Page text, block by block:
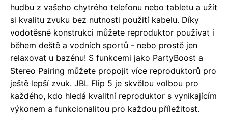
hudbu z vašeho chytrého telefonu nebo tabletu a užít
si kvalitu zvuku bez nutnosti použití kabelu. Díky
vodotěsné konstrukci můžete reproduktor používat i
během deště a vodních sportů - nebo prostě jen
relaxovat u bazénu! S funkcemi jako PartyBoost a
Stereo Pairing můžete propojit více reproduktorů pro
ještě lepší zvuk. JBL Flip 5 je skvělou volbou pro
každého, kdo hledá kvalitní reproduktor s vynikajícím
výkonem a funkcionalitou pro každou příležitost.